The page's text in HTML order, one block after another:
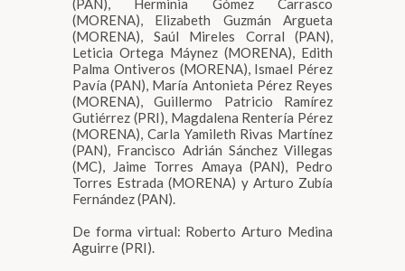
(PAN), Herminia Gómez Carrasco
(MORENA), Elizabeth Guzmán Argueta
(MORENA), Saúl Mireles Corral (PAN),
Leticia Ortega Máynez (MORENA), Edith
Palma Ontiveros (MORENA), Ismael Pérez
Pavía (PAN), María Antonieta Pérez Reyes
(MORENA), Guillermo Patricio Ramírez
Gutiérrez (PRI), Magdalena Rentería Pérez
(MORENA), Carla Yamileth Rivas Martínez
(PAN), Francisco Adrián Sánchez Villegas
(MC), Jaime Torres Amaya (PAN), Pedro
Torres Estrada (MORENA) y Arturo Zubía
Fernández (PAN).
De forma virtual: Roberto Arturo Medina
Aguirre (PRI).